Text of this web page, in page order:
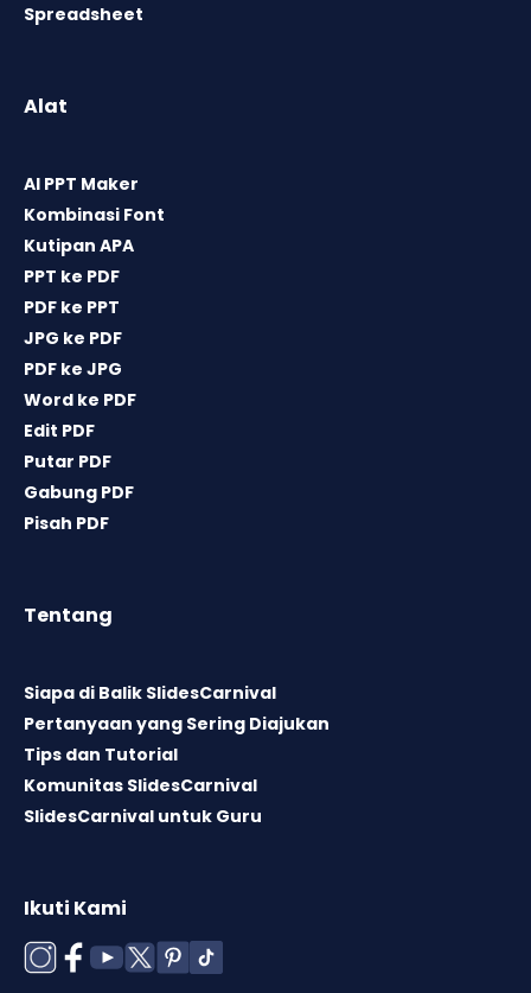
Spreadsheet
Alat
AI PPT Maker
Kombinasi Font
Kutipan APA
PPT ke PDF
PDF ke PPT
JPG ke PDF
PDF ke JPG
Word ke PDF
Edit PDF
Putar PDF
Gabung PDF
Pisah PDF
Tentang
Siapa di Balik SlidesCarnival
Pertanyaan yang Sering Diajukan
Tips dan Tutorial
Komunitas SlidesCarnival
SlidesCarnival untuk Guru
Ikuti Kami